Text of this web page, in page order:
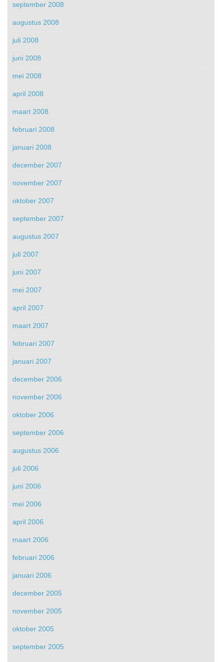
september 2008
augustus 2008
juli 2008
juni 2008
mei 2008
april 2008
maart 2008
februari 2008
januari 2008
december 2007
november 2007
oktober 2007
september 2007
augustus 2007
juli 2007
juni 2007
mei 2007
april 2007
maart 2007
februari 2007
januari 2007
december 2006
november 2006
oktober 2006
september 2006
augustus 2006
juli 2006
juni 2006
mei 2006
april 2006
maart 2006
februari 2006
januari 2006
december 2005
november 2005
oktober 2005
september 2005